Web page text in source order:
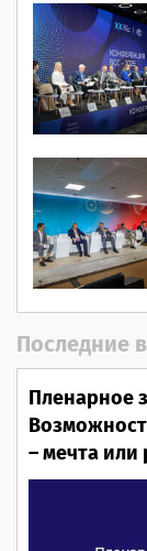
Последние
Пленарное
– мечта или